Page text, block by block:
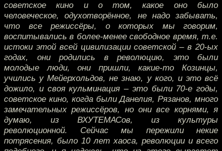
советское кино и о том, какое оно было
человеческое, одухотворённое, не надо забывать,
что все режиссёры, о которых мы говорим,
воспитывались в более-менее свободное время, т.е.
истоки этой всей цивилизации советской – в 20-ых
годах, они родились в революцию, это были
молодые люди, они пришли, какие-то Козинцы,
учились у Мейерхольдов, не знаю, у кого, и это всё
дожило, и своя кульминация – это были 70-е годы,
советское кино, когда были Данелия, Рязанов, много
замечательных режиссёров, но они все корнями, я
думаю, из ВХУТЕМАСов, из культуры
революционной. Сейчас мы пережили некие
потрясения, было 10 лет хаоса, революции и всего